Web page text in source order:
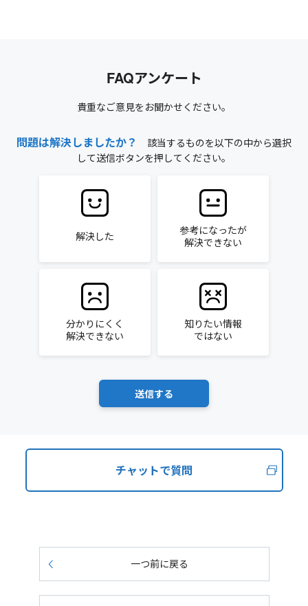
FAQアンケート
貴重なご意見をお聞かせください。
問題は解決しましたか？
該当するものを以下の中から選択
して送信ボタンを押してください。
解決した
参考になったが
解決できない
分かりにくく
解決できない
知りたい情報
ではない
チャットで質問
一つ前に戻る